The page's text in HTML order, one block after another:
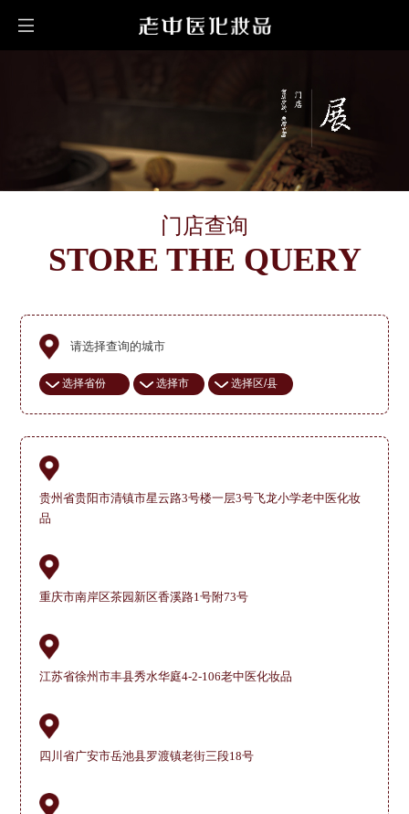
门店查询
STORE THE QUERY
请选择查询的城市
贵州省贵阳市清镇市星云路3号楼一层3号飞龙小学老中医化妆
品
重庆市南岸区茶园新区香溪路1号附73号
江苏省徐州市丰县秀水华庭4-2-106老中医化妆品
四川省广安市岳池县罗渡镇老街三段18号